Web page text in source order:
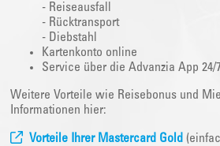
- Reiseausfall
- Rücktransport
- Diebstahl
Kartenkonto online
Service über die Advanzia App 24/7
Weitere Vorteile wie Reisebonus und
Informationen hier:
Vorteile Ihrer Mastercard Gold